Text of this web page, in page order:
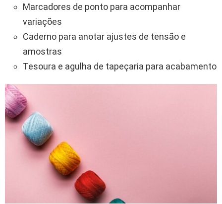
Marcadores de ponto para acompanhar
variações
Caderno para anotar ajustes de tensão e
amostras
Tesoura e agulha de tapeçaria para acabamento